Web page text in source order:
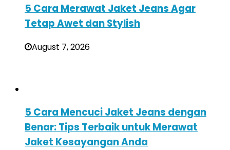
5 Cara Merawat Jaket Jeans Agar
Tetap Awet dan Stylish
August 7, 2026
5 Cara Mencuci Jaket Jeans dengan
Benar: Tips Terbaik untuk Merawat
Jaket Kesayangan Anda